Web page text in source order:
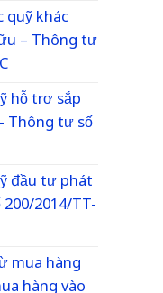
quỹ khác
– Thông tư
hỗ trợ sắp
Thông tư số
đầu tư phát
2014/TT-
mua hàng